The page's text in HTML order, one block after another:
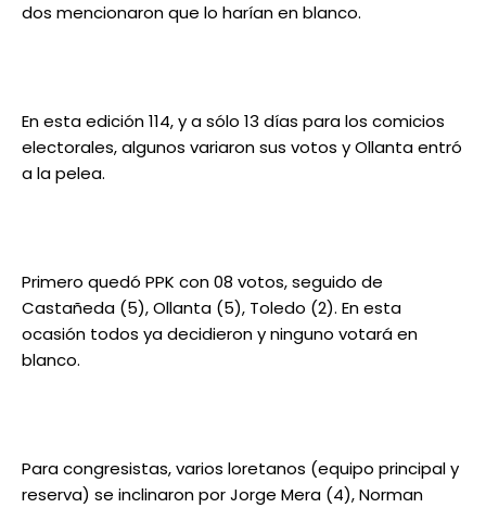
dos mencionaron que lo harían en blanco.
En esta edición 114, y a sólo 13 días para los comicios
electorales, algunos variaron sus votos y Ollanta entró
a la pelea.
Primero quedó PPK con 08 votos, seguido de
Castañeda (5), Ollanta (5), Toledo (2). En esta
ocasión todos ya decidieron y ninguno votará en
blanco.
Para congresistas, varios loretanos (equipo principal y
reserva) se inclinaron por Jorge Mera (4), Norman